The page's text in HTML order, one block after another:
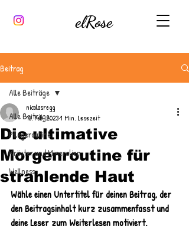
elRose
Beitrag
Alle Beiträge
Pflegeroutine
Kräuter und Mineralien
Wellness
Alle Beiträge
Die ultimative
Morgenroutine für
strahlende Haut
nicolasregg
13. Feb. 20231 Min. Lesezeit
Wähle einen Untertitel für deinen Beitrag, der
den Beitragsinhalt kurz zusammenfasst und
deine Leser zum Weiterlesen motiviert.